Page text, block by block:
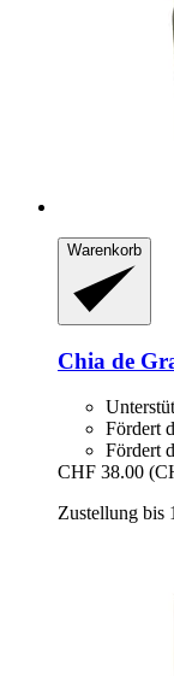
Warenkorb
Chia de
Fördert
Fördert
CHF 38.00
Zustellung bis